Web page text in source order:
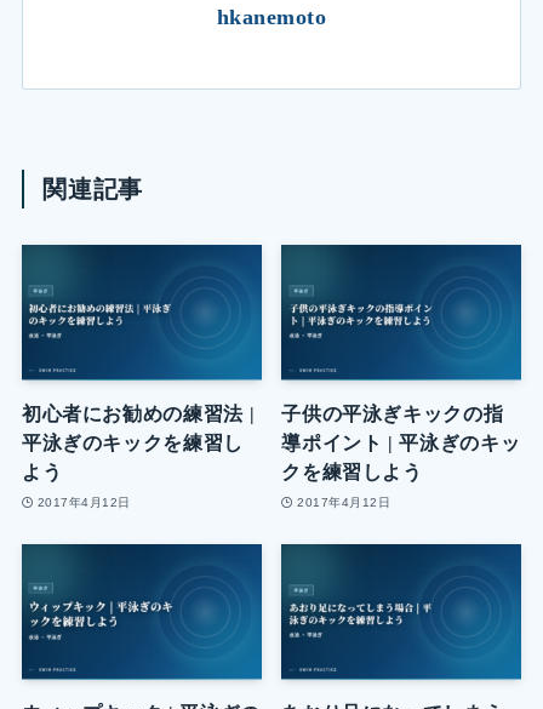
hkanemoto
関連記事
初心者にお勧めの練習法 |
平泳ぎのキックを練習し
よう
2017年4月12日
子供の平泳ぎキックの指
導ポイント | 平泳ぎのキッ
クを練習しよう
2017年4月12日